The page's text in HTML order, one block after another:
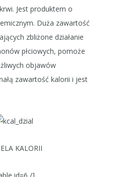
Jest produktem o
Duża zawartość
zbliżone działanie
płciowych, pomoże
objawów
zawartość kalorii i jest
KALORII